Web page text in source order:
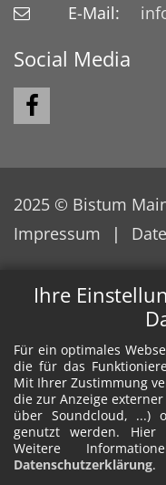
Ihre
Für ein optimales
die für das
Mit Ihrer Zustimmung
die zur Anzeige
über Soundcloud, ...)
genutzt werden. Hier
Weitere
Datenschutzerklärung.
E-Mail:
Social Media
2025 © Bistum
Impressum